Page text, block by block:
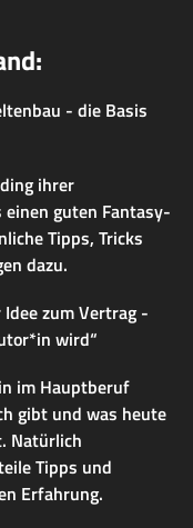
- die Basis
ihrer
einen guten Fantasy-
Tipps, Tricks
dazu.
Idee zum Vertrag -
wird“
im Hauptberuf
gibt und was heute
Natürlich
Tipps und
Erfahrung.